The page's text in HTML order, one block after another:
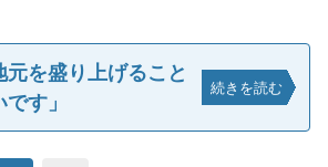
を盛り上げること
す」
続きを読む